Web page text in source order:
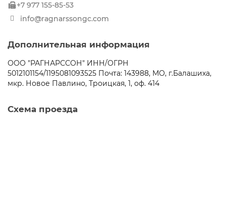
+7 977 155-85-53
info@ragnarssongc.com
Дополнительная информация
ООО "РАГНАРССОН" ИНН/ОГРН
5012101154/1195081093525 Почта: 143988, МО, г.Балашиха,
мкр. Новое Павлино, Троицкая, 1, оф. 414
Схема проезда